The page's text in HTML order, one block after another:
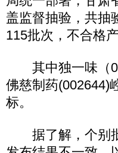
盖监督抽验，共抽
115批次，不合格
其中独一味（
佛慈制药(002644)
标。
据了解，个别批